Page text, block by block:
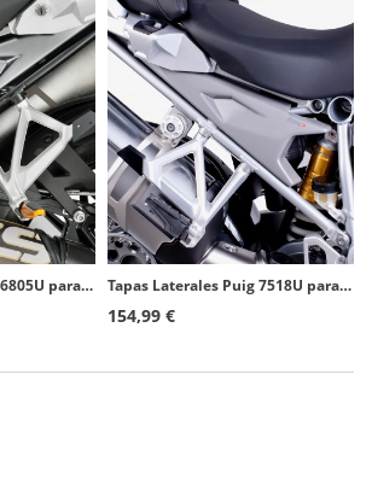
Tapas Laterales Puig 6805U para BMW R1200/1250GS (13-24), R1250GS Adventure (18-24) Gris Tapas Laterales Puig 7518U para BMW R1200GS Adventure (14-18) Gris
154,99 €